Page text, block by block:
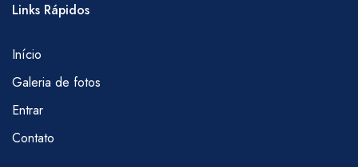
Links Rápidos
Início
Galeria de fotos
Entrar
Contato